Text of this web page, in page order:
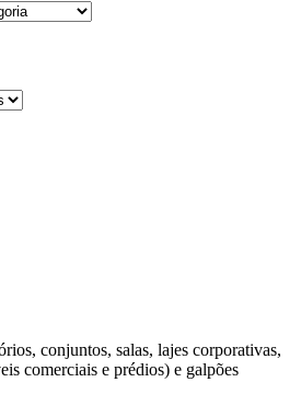
conjuntos, salas, lajes corporativas,
comerciais e prédios) e galpões